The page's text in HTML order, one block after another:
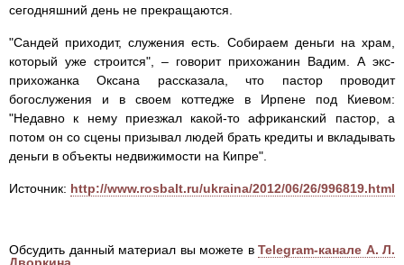
сегодняшний день не прекращаются.
"Сандей приходит, служения есть. Собираем деньги на храм,
который уже строится", – говорит прихожанин Вадим. А экс-
прихожанка Оксана рассказала, что пастор проводит
богослужения и в своем коттедже в Ирпене под Киевом:
"Недавно к нему приезжал какой-то африканский пастор, а
потом он со сцены призывал людей брать кредиты и вкладывать
деньги в объекты недвижимости на Кипре".
Источник: http://www.rosbalt.ru/ukraina/2012/06/26/996819.html
Обсудить данный материал вы можете в Telegram-канале А. Л.